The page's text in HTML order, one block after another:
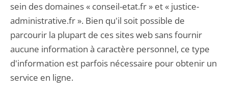
sein des domaines « conseil-etat.fr » et « justice-
administrative.fr ». Bien qu'il soit possible de
parcourir la plupart de ces sites web sans fournir
aucune information à caractère personnel, ce type
d'information est parfois nécessaire pour obtenir un
service en ligne.